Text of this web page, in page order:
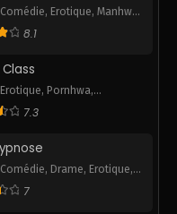
Comédie, Erotique,Manhwa
,Pornhwa
8.1
Erotique, Pornhwa,
,Smut,
7.3
Comédie, Drame, Erotique,
,Romance
7